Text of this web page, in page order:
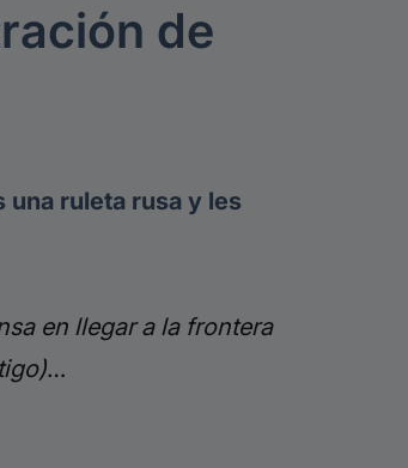
de
una ruleta rusa y les
en llegar a la frontera
…